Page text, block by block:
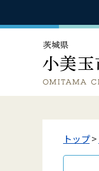
トップ>